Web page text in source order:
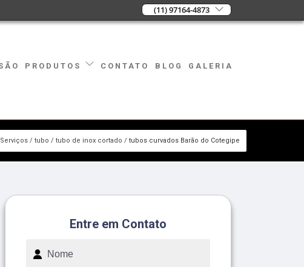
(11) 97164-4873
PRODUTOS CONTATO BLOG GALERIA
Serviços tubo tubo de inox cortado tubos curvados Barão do Cotegipe
Entre em Contato